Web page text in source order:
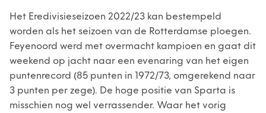
Het Eredivisieseizoen 2022/23 kan bestempeld
worden als het seizoen van de Rotterdamse ploegen.
Feyenoord werd met overmacht kampioen en gaat dit
weekend op jacht naar een evenaring van het eigen
puntenrecord (85 punten in 1972/73, omgerekend naar
3 punten per zege). De hoge positie van Sparta is
misschien nog wel verrassender. Waar het vorig